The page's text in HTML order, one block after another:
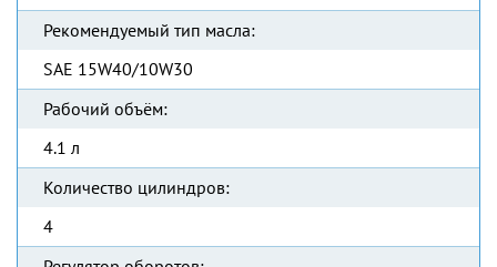
Рекомендуемый тип масла:
SAE 15W40/10W30
Рабочий объём:
4.1 л
Количество цилиндров:
4